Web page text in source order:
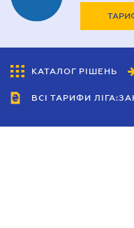
КАТАЛОГ РІШЕНЬ
ВСІ ТАРИФИ